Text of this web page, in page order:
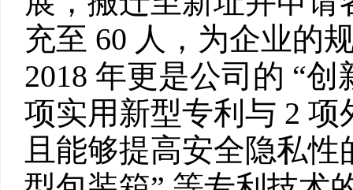
充至 60 人，为企业的
2018 年更是公司的 “
项实用新型专利与 2
且能够提高安全隐私性